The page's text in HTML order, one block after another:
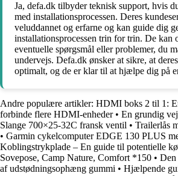
Ja, defa.dk tilbyder teknisk support, hvis
med installationsprocessen. Deres
veluddannet og erfarne og kan guide dig
installationsprocessen trin for trin. De kan
eventuelle spørgsmål eller problemer, du
undervejs. Defa.dk ønsker at sikre, at
optimalt, og de er klar til at hjælpe dig på
Andre populære artikler: HDMI boks 2 til 1:
forbinde flere HDMI-enheder• En grundig
Slange 700×25-32C fransk ventil • Trailerlås
• Garmin cykelcomputer EDGE 130 PLUS
Koblingstrykplade – En guide til potentielle
Sovepose, Camp Nature, Comfort *150 •
af udstødningsophæng gummi • Hjælpende